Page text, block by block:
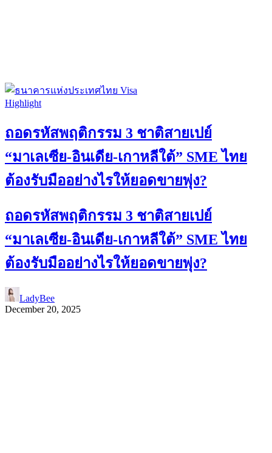
Highlight
ถอดรหัสพฤติกรรม 3 ชาติสายเปย์
“มาเลเซีย-อินเดีย-เกาหลีใต้” SME ไทย
ต้องรับมืออย่างไรให้ยอดขายพุ่ง?
ถอดรหัสพฤติกรรม 3 ชาติสายเปย์
“มาเลเซีย-อินเดีย-เกาหลีใต้” SME ไทย
ต้องรับมืออย่างไรให้ยอดขายพุ่ง?
LadyBee
December 20, 2025